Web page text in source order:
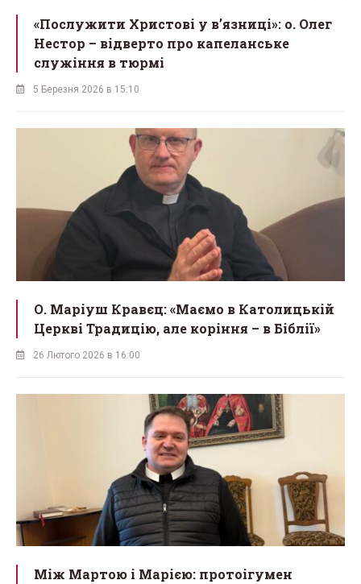
«Послужити Христові у вʼязниці»: о. Олег
Нестор – відверто про капеланське
служіння в тюрмі
5 Березня 2026 в 15:10
О. Маріуш Кравєц: «Маємо в Католицькій
Церкві Традицію, але коріння – в Біблії»
26 Лютого 2026 в 16:00
Між Мартою і Марією: протоігумен